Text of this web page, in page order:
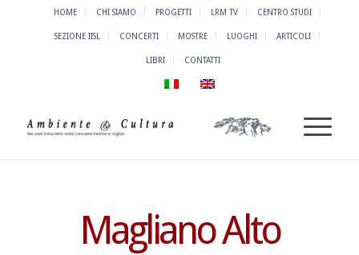
HOME CHI SIAMO PROGETTI LRM TV CENTRO STUDI
SEZIONE IISL CONCERTI MOSTRE LUOGHI ARTICOLI
LIBRI CONTATTI
Magliano Alto